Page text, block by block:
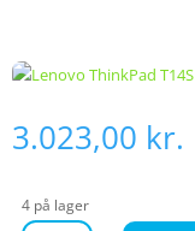
3.023,00 kr.
4 på lager
Lenovo ThinkPad T14S G2 (Refurbished) antal